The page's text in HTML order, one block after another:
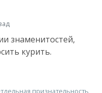
знаменитостей,
курить.
признательность